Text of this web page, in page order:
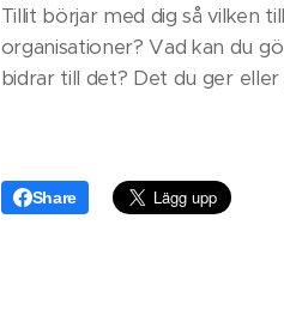
Tillit börjar med dig så vilken
organisationer? Vad kan du
bidrar till det? Det du ger
Share